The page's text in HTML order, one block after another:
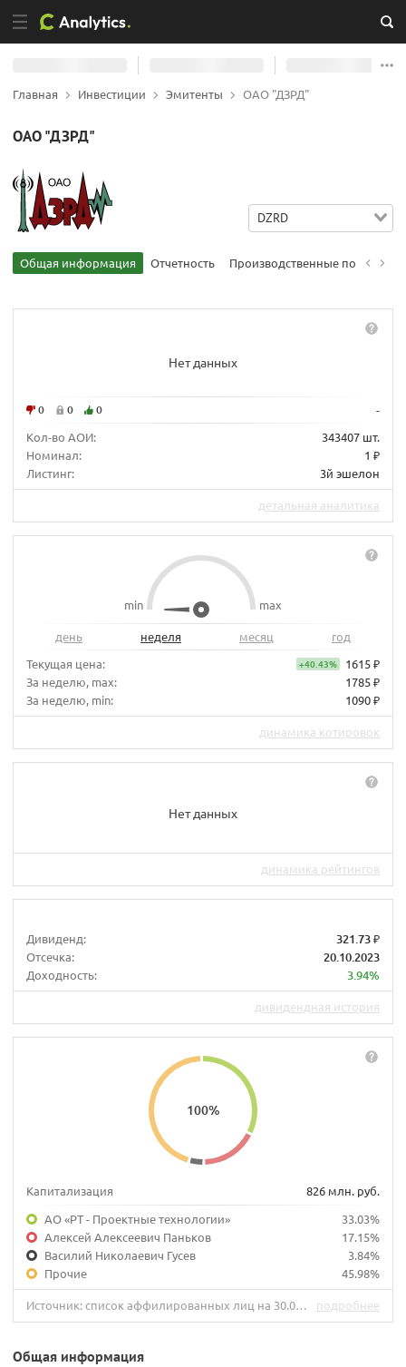
Главная Инвестиции Эмитенты ОАО "ДЗРД"
ОАО "ДЗРД"
DZRD
Общая информация Отчетность Производственные показатели
Нет данных
0 0 0
-
Кол-во АОИ:
343407 шт.
Номинал:
1 ₽
Листинг:
3й эшелон
детальная аналитика
min max
день неделя месяц
год
Текущая цена:
+40.43%
1615 ₽
За неделю, max:
1785 ₽
За неделю, min:
1090 ₽
динамика котировок
Нет данных
динамика рейтингов
Дивиденд: 321.73 ₽
Отсечка: 20.10.2023
Доходность: 3.94%
дивидендная история
100%
Капитализация
826 млн. руб.
АО «РТ - Проектные технологии»
33.03%
Алексей Алексеевич Паньков
17.15%
Василий Николаевич Гусев
3.84%
Прочие
45.98%
Источник: список аффилированных лиц на 30.06.2021. подробнее
Общая информация